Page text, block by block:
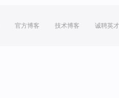
官方博客 技术博客 诚聘英才